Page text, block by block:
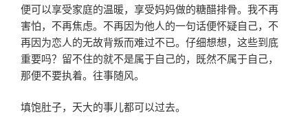
便可以享受家庭的温暖，享受妈妈做的糖醋排骨。我不再
害怕，不再焦虑。不再因为他人的一句话便怀疑自己，不
再因为恋人的无故背叛而难过不已。仔细想想，这些到底
重要吗？留不住的就不是属于自己的，既然不属于自己，
那便不要执着。往事随风。
填饱肚子，天大的事儿都可以过去。